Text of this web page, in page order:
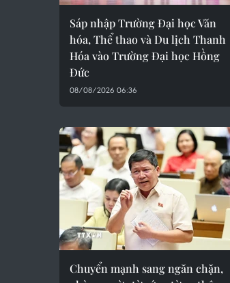
Sáp nhập Trường Đại học Văn
hóa, Thể thao và Du lịch Thanh
Hóa vào Trường Đại học Hồng
Đức
08/08/2026 06:36
Chuyển mạnh sang ngăn chặn,